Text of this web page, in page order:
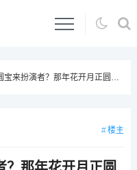
？那年花开月正圆中宝来一角由哪位演员饰演？
楼主